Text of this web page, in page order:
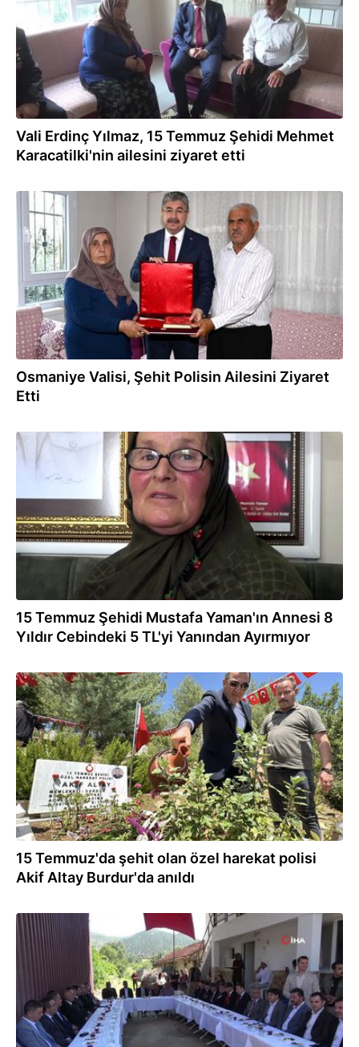
Vali Erdinç Yılmaz, 15 Temmuz Şehidi Mehmet
Karacatilki'nin ailesini ziyaret etti
15.07.2024
Osmaniye Valisi, Şehit Polisin Ailesini Ziyaret
Etti
15.07.2024
15 Temmuz Şehidi Mustafa Yaman'ın Annesi 8
Yıldır Cebindeki 5 TL'yi Yanından Ayırmıyor
15.07.2024
15 Temmuz'da şehit olan özel harekat polisi
Akif Altay Burdur'da anıldı
15.07.2024